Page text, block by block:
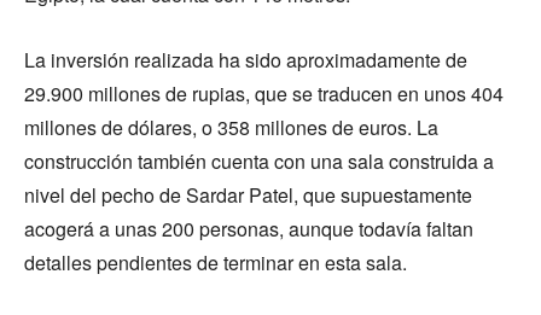
La inversión realizada ha sido aproximadamente de
29.900 millones de rupias, que se traducen en unos 404
millones de dólares, o 358 millones de euros. La
construcción también cuenta con una sala construida a
nivel del pecho de Sardar Patel, que supuestamente
acogerá a unas 200 personas, aunque todavía faltan
detalles pendientes de terminar en esta sala.